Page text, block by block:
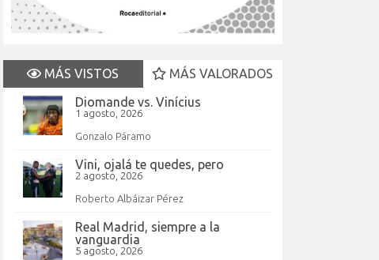
MÁS VISTOS
MÁS VALORADOS
Diomande vs. Vinícius
1 agosto, 2026
Gonzalo Páramo
Vini, ojalá te quedes, pero
2 agosto, 2026
Roberto Albáizar Pérez
Real Madrid, siempre a la
vanguardia
5 agosto, 2026